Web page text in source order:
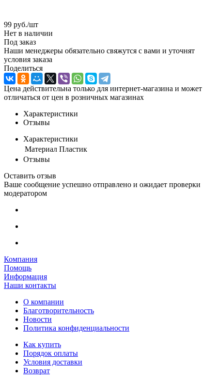
99 руб./шт
Нет в наличии
Под заказ
Наши менеджеры обязательно свяжутся с вами и уточнят
условия заказа
Поделиться
Цена действительна только для интернет-магазина и может
отличаться от цен в розничных магазинах
Характеристики
Отзывы
Характеристики
Материал Пластик
Отзывы
Оставить отзыв
Ваше сообщение успешно отправлено и ожидает проверки
модератором
Компания
Помощь
Информация
Наши контакты
О компании
Благотворительность
Новости
Политика конфиденциальности
Как купить
Порядок оплаты
Условия доставки
Возврат